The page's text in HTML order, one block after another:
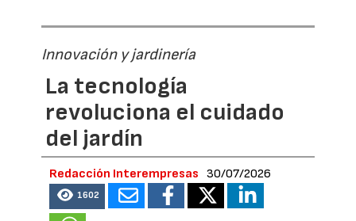
Innovación y jardinería
La tecnología
revoluciona el cuidado
del jardín
Redacción Interempresas 30/07/2026
1602